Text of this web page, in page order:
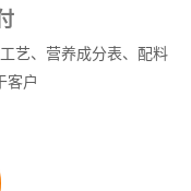
艺、营养成分表、配料
客户